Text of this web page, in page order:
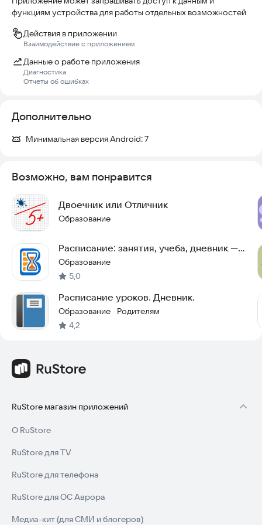
🎓 Поддерживаемые университеты:
• ОГУ
• БГУ
Список университетов будет постепенно расширяться.
Важно: приложение не является официальным сервисом
университетов. Данные берутся из открытых источников.
функциям устройства для работы отдельных возможностей
Действия в приложении
Взаимодействие с приложением
Данные о работе приложения
Диагностика
Отчеты об ошибках
Дополнительно
Минимальная версия Android:7
Возможно, вам понравится
Двоечник или Отличник
Образование
Расписание: занятия, учеба, дневник —
Balder
Образование
5,0
Расписание уроков. Дневник.
Образование · Родителям
4,2
RuStore магазин приложений
О RuStore
RuStore для TV
RuStore для телефона
RuStore для ОС Аврора
Медиа-кит (для СМИ и блогеров)